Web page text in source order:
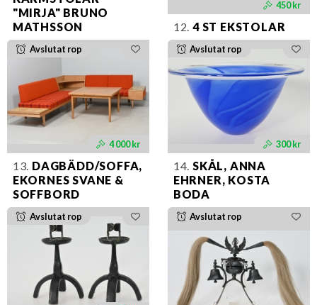
"MIRJA" BRUNO
MATHSSON
450 kr
12. 4 ST EKSTOLAR
Avslutat rop
4 000 kr
13. DAGBÄDD/SOFFA,
EKORNES SVANE &
SOFFBORD
Avslutat rop
300 kr
14. SKÅL, ANNA
EHRNER, KOSTA
BODA
Avslutat rop Avslutat rop